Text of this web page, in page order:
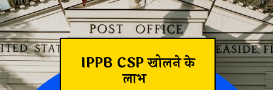
IPPB CSP खोलने के
लाभ